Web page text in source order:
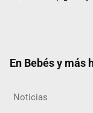
En Bebés y más
Noticias